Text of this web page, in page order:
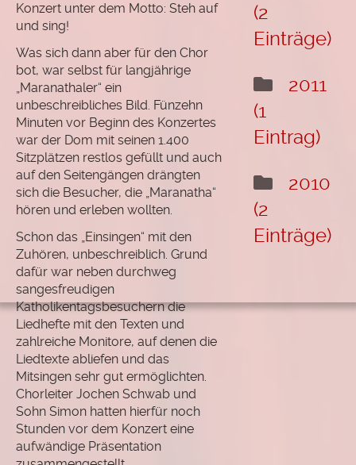
Konzert unter dem Motto: Steh auf
und sing!
Was sich dann aber für den Chor
bot, war selbst für langjährige
„Maranathaler“ ein
unbeschreibliches Bild. Fünzehn
Minuten vor Beginn des Konzertes
war der Dom mit seinen 1.400
Sitzplätzen restlos gefüllt und auch
auf den Seitengängen drängten
sich die Besucher, die „Maranatha“
hören und erleben wollten.
Schon das „Einsingen“ mit den
Zuhören, unbeschreiblich. Grund
dafür war neben durchweg
sangesfreudigen
Katholikentagsbesuchern die
Liedhefte mit den Texten und
zahlreiche Monitore, auf denen die
Liedtexte abliefen und das
Mitsingen sehr gut ermöglichten.
Chorleiter Jochen Schwab und
Sohn Simon hatten hierfür noch
Stunden vor dem Konzert eine
aufwändige Präsentation
(2
Einträge)
2011
(1
Eintrag)
2010
(2
Einträge)